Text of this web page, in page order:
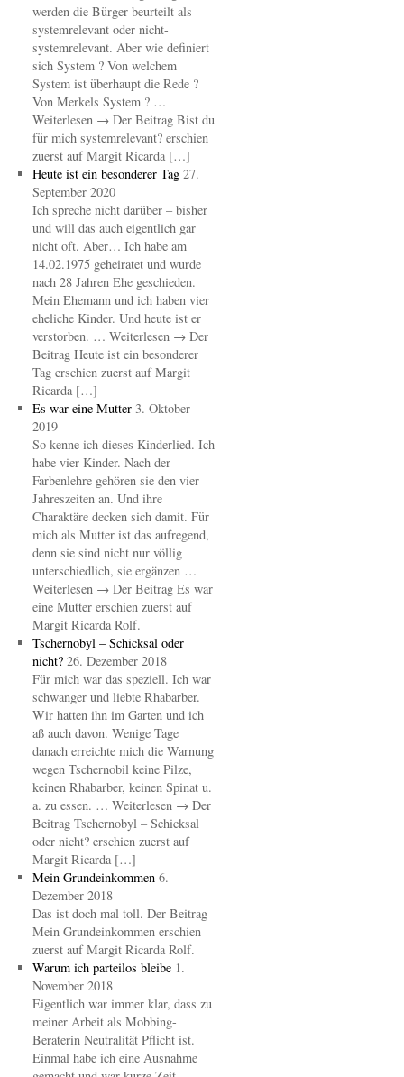
werden die Bürger beurteilt als
systemrelevant oder nicht-
systemrelevant. Aber wie definiert
sich System ? Von welchem
System ist überhaupt die Rede ?
Von Merkels System ? …
Weiterlesen → Der Beitrag Bist du
für mich systemrelevant? erschien
zuerst auf Margit Ricarda […]
Heute ist ein besonderer Tag 27.
September 2020
Ich spreche nicht darüber – bisher
und will das auch eigentlich gar
nicht oft. Aber… Ich habe am
14.02.1975 geheiratet und wurde
nach 28 Jahren Ehe geschieden.
Mein Ehemann und ich haben vier
eheliche Kinder. Und heute ist er
verstorben. … Weiterlesen → Der
Beitrag Heute ist ein besonderer
Tag erschien zuerst auf Margit
Ricarda […]
Es war eine Mutter 3. Oktober
2019
So kenne ich dieses Kinderlied. Ich
habe vier Kinder. Nach der
Farbenlehre gehören sie den vier
Jahreszeiten an. Und ihre
Charaktäre decken sich damit. Für
mich als Mutter ist das aufregend,
denn sie sind nicht nur völlig
unterschiedlich, sie ergänzen …
Weiterlesen → Der Beitrag Es war
eine Mutter erschien zuerst auf
Margit Ricarda Rolf.
Tschernobyl – Schicksal oder
nicht? 26. Dezember 2018
Für mich war das speziell. Ich war
schwanger und liebte Rhabarber.
Wir hatten ihn im Garten und ich
aß auch davon. Wenige Tage
danach erreichte mich die Warnung
wegen Tschernobil keine Pilze,
keinen Rhabarber, keinen Spinat u.
a. zu essen. … Weiterlesen → Der
Beitrag Tschernobyl – Schicksal
oder nicht? erschien zuerst auf
Margit Ricarda […]
Mein Grundeinkommen 6.
Dezember 2018
Das ist doch mal toll. Der Beitrag
Mein Grundeinkommen erschien
zuerst auf Margit Ricarda Rolf.
Warum ich parteilos bleibe 1.
November 2018
Eigentlich war immer klar, dass zu
meiner Arbeit als Mobbing-
Beraterin Neutralität Pflicht ist.
Einmal habe ich eine Ausnahme